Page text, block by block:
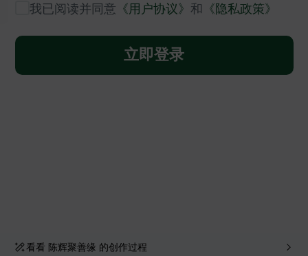
看看 陈辉聚善缘 的创作过程